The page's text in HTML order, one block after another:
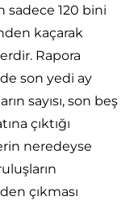
sadece 120 bini
kaçarak
Rapora
son yedi ay
sayısı, son beş
çıktığı
neredeyse
çıkması